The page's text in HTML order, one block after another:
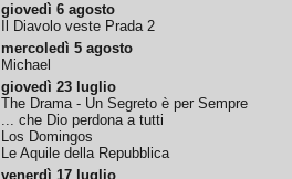
giovedì 6 agosto
Il Diavolo veste Prada 2
mercoledì 5 agosto
Michael
giovedì 23 luglio
The Drama - Un Segreto è per Sempre
... che Dio perdona a tutti
Los Domingos
Le Aquile della Repubblica
venerdì 17 luglio